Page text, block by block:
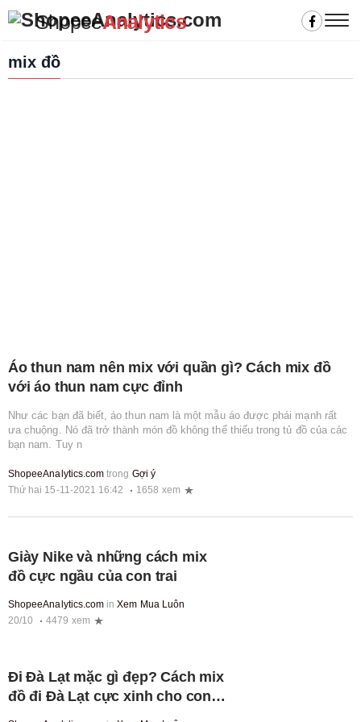
ShopeeAnalytics
mix đồ
Áo thun nam nên mix với quần gì? Cách mix đồ
với áo thun nam cực đỉnh
Như các bạn đã biết, áo thun nam là một mẫu áo được phái mạnh rất
ưa chuộng. Nó đã trở thành món đồ không thể thiếu trong tủ đồ của các
bạn nam. Tuy n
ShopeeAnalytics.com trong Gợi ý
Thứ hai 15-11-2021 16:42
1658 xem
Giày Nike và những cách mix
đồ cực ngầu của con trai
ShopeeAnalytics.com inXem Mua Luôn
20/10
4479 xem
Đi Đà Lạt mặc gì đẹp? Cách mix
đồ đi Đà Lạt cực xinh cho con